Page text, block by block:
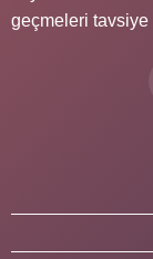
geçmeleri tavsiye